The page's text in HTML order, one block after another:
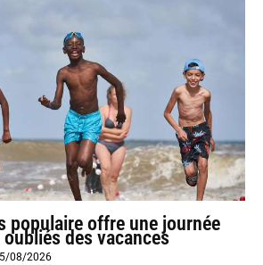
populaire offre une journée
oubliés des vacances
08/2026